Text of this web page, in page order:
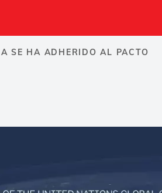
SE HA ADHERIDO AL PACTO